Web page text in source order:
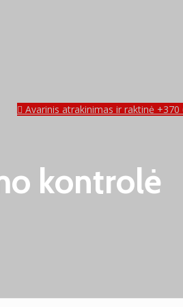
Avarinis atrakinimas ir raktinė +370
kontrolė